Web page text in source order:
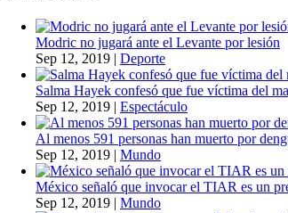
Modric no jugará ante el Levante por lesión
Sep 12, 2019 | Deporte
Salma Hayek confesó que fue víctima del
Sep 12, 2019 | Espectáculo
Al menos 591 personas han muerto por
Sep 12, 2019 | Mundo
México señaló que invocar el TIAR es un
Sep 12, 2019 | Mundo